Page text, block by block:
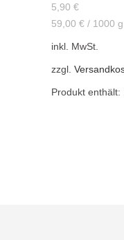
5,90 €
59,00 € / 1000 g
inkl. MwSt.
zzgl.
Produkt enthält: